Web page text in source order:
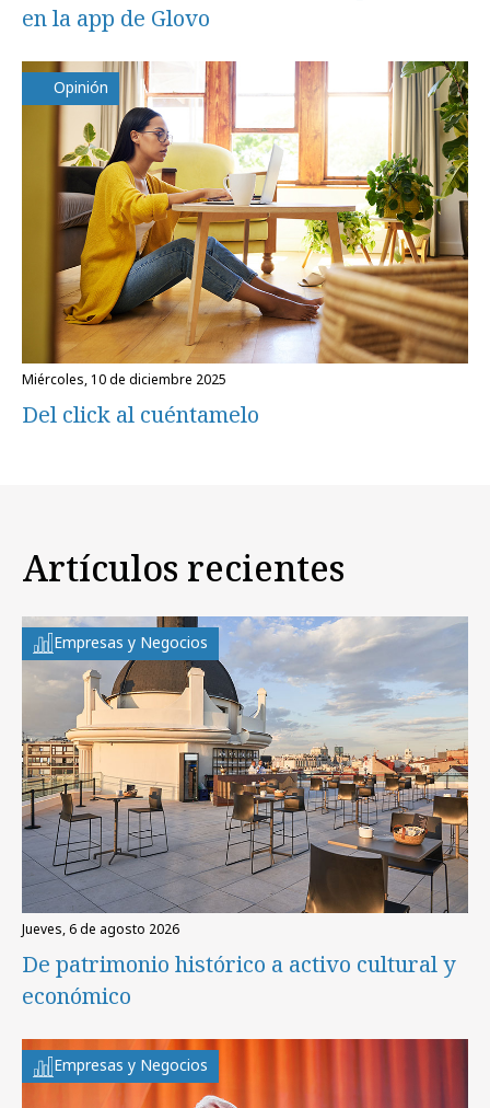
en la app de Glovo
Opinión
miércoles, 10 de diciembre 2025
Del click al cuéntamelo
Artículos recientes
Empresas y Negocios
jueves, 6 de agosto 2026
De patrimonio histórico a activo cultural y
económico
Empresas y Negocios